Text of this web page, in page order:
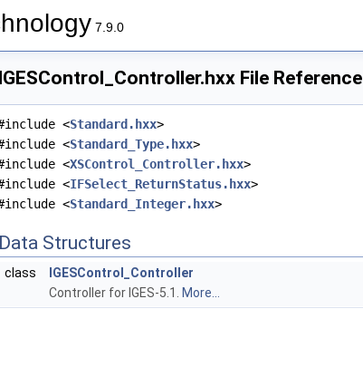
7.9.0
IGESControl_Controller.hxx File Reference
<Standard.hxx>
<Standard_Type.hxx>
<XSControl_Controller.hxx>
<IFSelect_ReturnStatus.hxx>
<Standard_Integer.hxx>
Data Structures
class
IGESControl_Controller
Controller for IGES-5.1.
More...